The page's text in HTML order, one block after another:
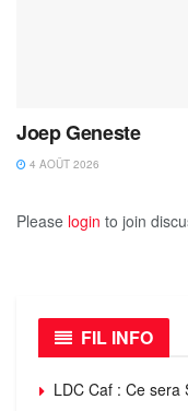
Joep Geneste
4 AOÛT 2026
Please login to join
FIL INFO
LDC Caf : Ce sera